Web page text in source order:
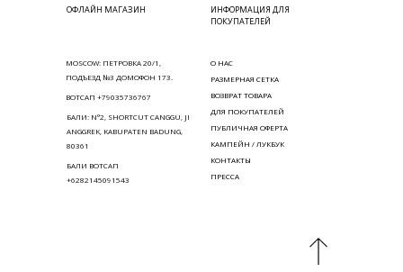
КОНТАКТЫ
ПРЕССА
ВОЗВРАТ ТОВАРА
ДЛЯ ПОКУПАТЕЛЕЙ
О НАС
РАЗМЕРНАЯ СЕТКА
ОФЛАЙН МАГАЗИН
ИНФОРМАЦИЯ ДЛЯ
ПОКУПАТЕЛЕЙ
ПУБЛИЧНАЯ ОФЕРТА
КАМПЕЙН / ЛУКБУК
БАЛИ: N°2, SHORTCUT CANGGU, JI
ANGGREK, KABUPATEN BADUNG,
80361
MOSCOW: ПЕТРОВКА 20/1,
ПОДЪЕЗД №3 ДОМОФОН 173.
БАЛИ ВОТСАП
+6282145091543
ВОТСАП +79035736767